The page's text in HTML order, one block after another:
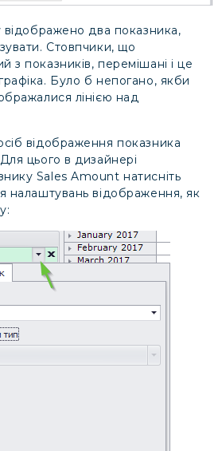
відображено два показника,
Стовпчики, що
з показників, перемішані і це
Було б непогано, якби
лінією над
відображення показника
цього в дизайнері
Sales Amount натисніть
налаштувань відображення, як